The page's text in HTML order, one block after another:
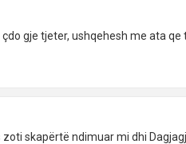
gje tjeter, ushqehesh me ata
zoti skapërtë ndimuar mi dhi